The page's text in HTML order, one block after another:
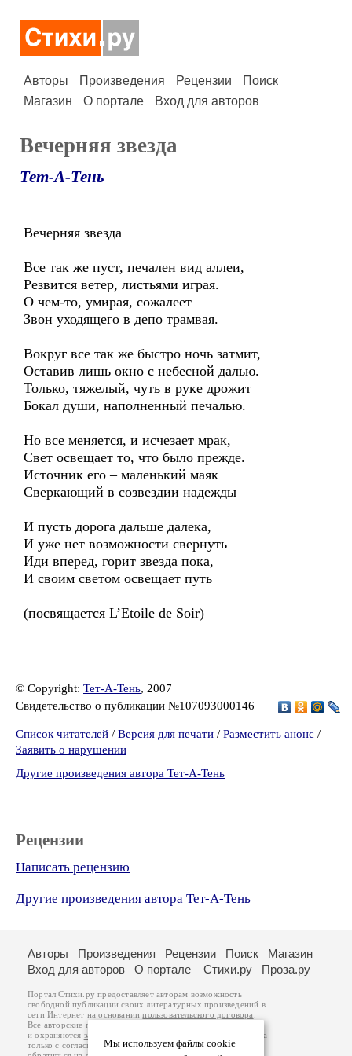
Авторы Произведения Рецензии
Поиск
Магазин
О портале Вход для авторов
Вечерняя звезда
Тет-А-Тень
Вечерняя звезда
Все так же пуст, печален вид аллеи,
Резвится ветер, листьями играя.
О чем-то, умирая, сожалеет
Звон уходящего в депо трамвая.
Вокруг все так же быстро ночь затмит,
Оставив лишь окно с небесной далью.
Только, тяжелый, чуть в руке дрожит
Бокал души, наполненный печалью.
Но все меняется, и исчезает мрак,
Свет освещает то, что было прежде.
Источник его – маленький маяк
Сверкающий в созвездии надежды
И пусть дорога дальше далека,
И уже нет возможности свернуть
Иди вперед, горит звезда пока,
И своим светом освещает путь
(посвящается L’Etoile de Soir)
© Copyright: Тет-А-Тень, 2007
Свидетельство о публикации №107093000146
Список читателей / Версия для печати / Разместить анонс /
Заявить о нарушении
Другие произведения автора Тет-А-Тень
Рецензии
Написать рецензию
Другие произведения автора Тет-А-Тень
Мы используем файлы cookie
Авторы Произведения Рецензии Поиск
Магазин
Вход для авторов
О портале Стихи.ру Проза.ру
Портал Стихи.ру предоставляет авторам возможность
свободной публикации своих литературных произведений в
сети Интернет на основаниипользовательского договора
Все авторские права на произведения принадлежат авторам
и охраняются законом
. Перепечатка произведений возможна
только с согласия его автора, к которому вы можете